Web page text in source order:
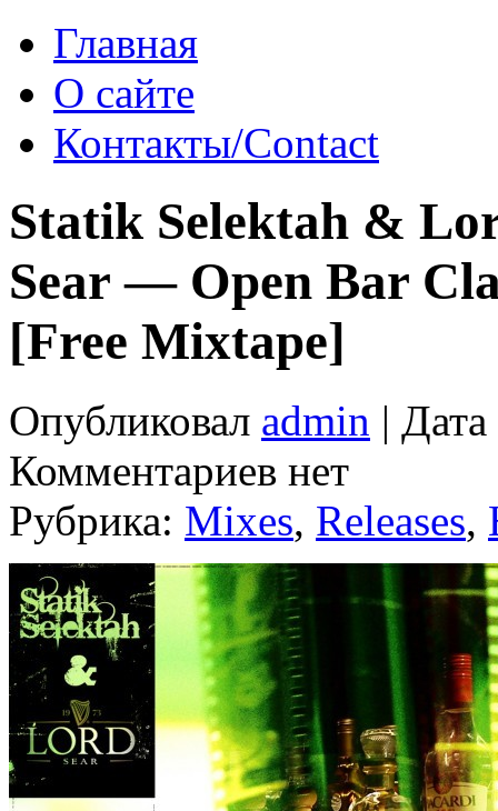
Главная
О сайте
Контакты/Contact
Statik Selektah &
Sear — Open Bar
[Free Mixtape]
Опубликовал admin |
Комментариев нет
Рубрика: Mixes, Releases,